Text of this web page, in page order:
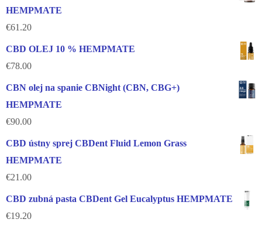
HEMPMATE
€61.20
CBD OLEJ 10 % HEMPMATE
€78.00
CBN olej na spanie CBNight (CBN, CBG+)
HEMPMATE
€90.00
CBD ústny sprej CBDent Fluid Lemon Grass
HEMPMATE
€21.00
CBD zubná pasta CBDent Gel Eucalyptus HEMPMATE
€19.20